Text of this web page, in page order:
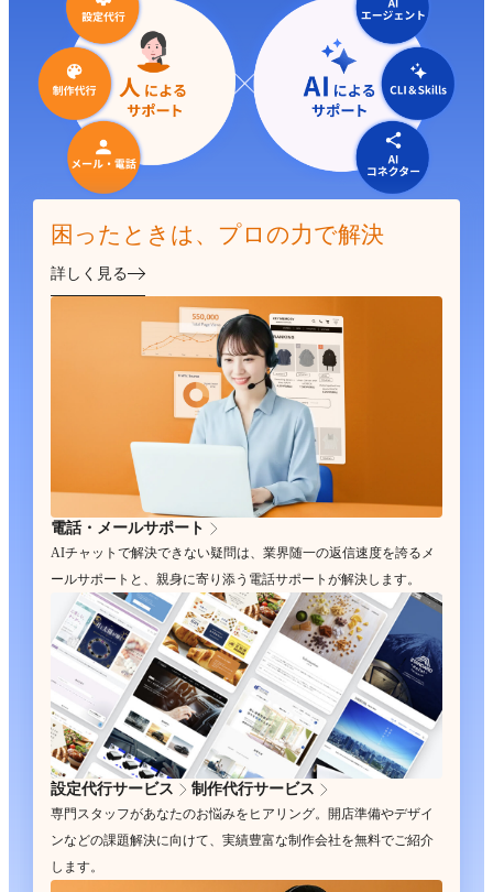
困ったときは、プロの力で解決
詳しく見る
電話・メールサポート
AIチャットで解決できない疑問は、業界随一の返信速度を誇るメ
ールサポートと、親身に寄り添う電話サポートが解決します。
設定代行サービス 制作代行サービス
専門スタッフがあなたのお悩みをヒアリング。開店準備やデザイ
ンなどの課題解決に向けて、実績豊富な制作会社を無料でご紹介
します。